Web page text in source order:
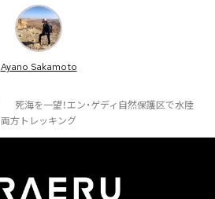
Ayano Sakamoto
死海を一望！エン・ゲディ自然保護区で水陸
両方トレッキング